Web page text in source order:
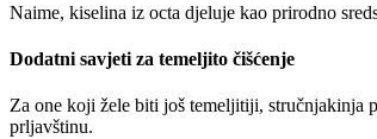
Naime, kiselina iz octa djeluje kao prirodno
Dodatni savjeti za temeljito čišćenje
Za one koji žele biti još temeljitiji, stručnjakinja
prljavštinu.